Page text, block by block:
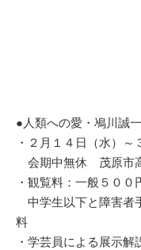
●人類への愛・鳰川誠
・２月１４日（水）
会期中無休 茂原市高
・観覧料：一般５００
中学生以下と障害者
料
・学芸員による展示